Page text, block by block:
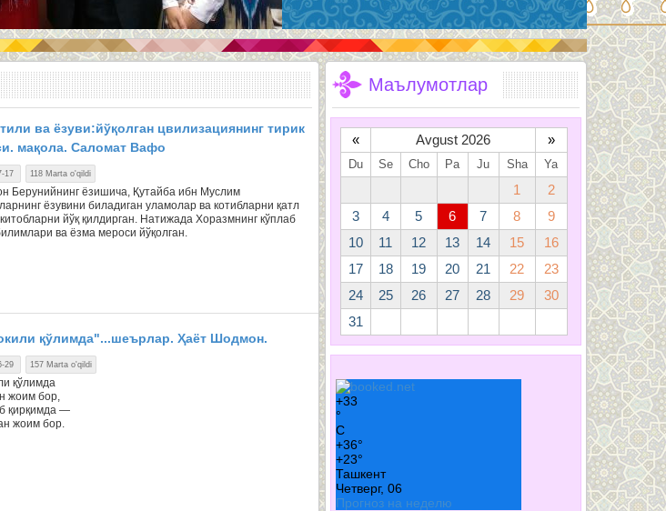
ва ёзуви:йўқолган цвилизациянинг тирик
мақола. Саломат Вафо
17 118 Marta o'qildi
Берунийнинг ёзишича, Қутайба ибн Муслим
ёзувини биладиган уламолар ва котибларни қатл
йўқ қилдирган. Натижада Хоразмнинг кўплаб
ва ёзма мероси йўқолган.
қўлимда"...шеърлар. Ҳаёт Шодмон.
29 157 Marta o'qildi
қўлимда
жоим бор,
қирқимда —
жоим бор.
Маълумотлар
« Avgust 2026 »
Du Se Cho Pa Ju Sha Ya
1
2
3
4 5 6 7 8
9
10
11 12 13 14 15
16
17
18 19 20 21 22
23
24
25 26 27 28 29
30
31
+33
°
C
+36°
+23°
Ташкент
Четверг, 06
Прогноз на неделю